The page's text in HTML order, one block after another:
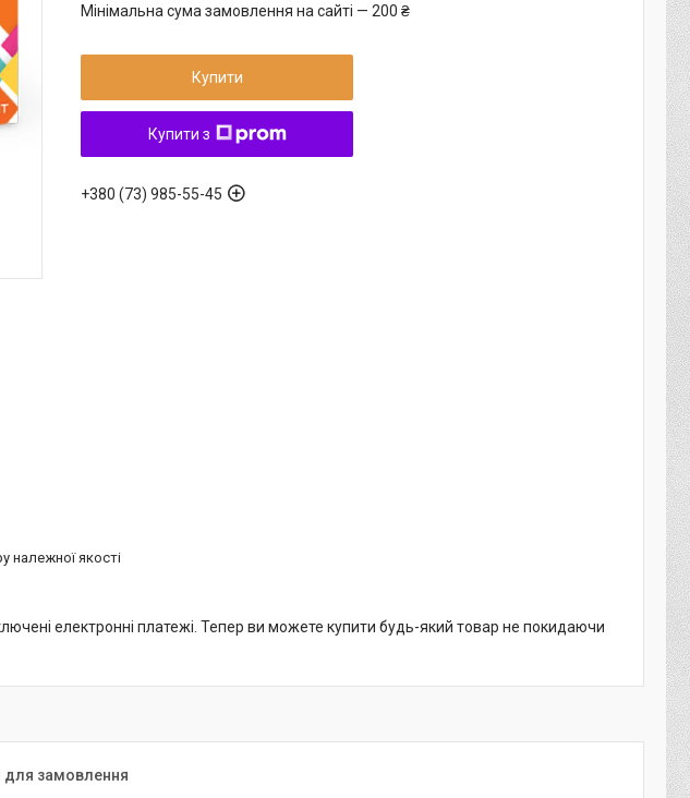
Мінімальна сума замовлення на сайті — 200 ₴
Купити
Купити з
+380 (73) 985-55-45
належної якості
електронні платежі. Тепер ви можете купити будь-який товар не покидаючи
для замовлення